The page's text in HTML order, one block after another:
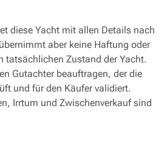
diese Yacht mit allen Details nach
aber keine Haftung oder
tatsächlichen Zustand der Yacht.
Gutachter beauftragen, der die
und für den Käufer validiert.
Irrtum und Zwischenverkauf sind